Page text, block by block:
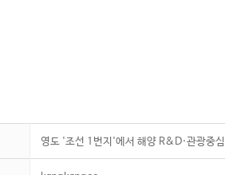
영도 '조선 1번지'에서 해양 R&D·관광중